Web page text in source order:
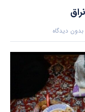
بدون دیدگاه